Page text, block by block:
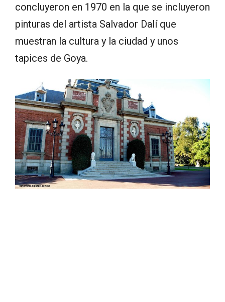
concluyeron en 1970 en la que se incluyeron
pinturas del artista Salvador Dalí que
muestran la cultura y la ciudad y unos
tapices de Goya.